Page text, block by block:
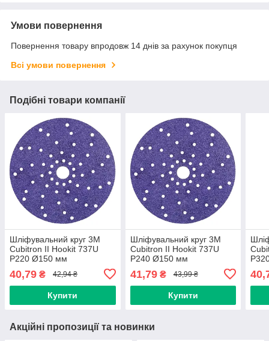
Умови повернення
Повернення товару впродовж 14 днів за рахунок покупця
Всі умови повернення
Подібні товари компанії
Шліфувальний круг 3M
Cubitron II Hookit 737U
P220 Ø150 мм
40,79 ₴ 42,94 ₴
Купити
Шліфувальний круг 3M
Cubitron II Hookit 737U
P240 Ø150 мм
41,79₴ 43,99 ₴
Купити
Акційні пропозиції та новинки